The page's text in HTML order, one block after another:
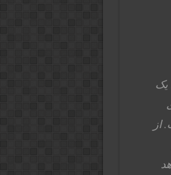
یک
از